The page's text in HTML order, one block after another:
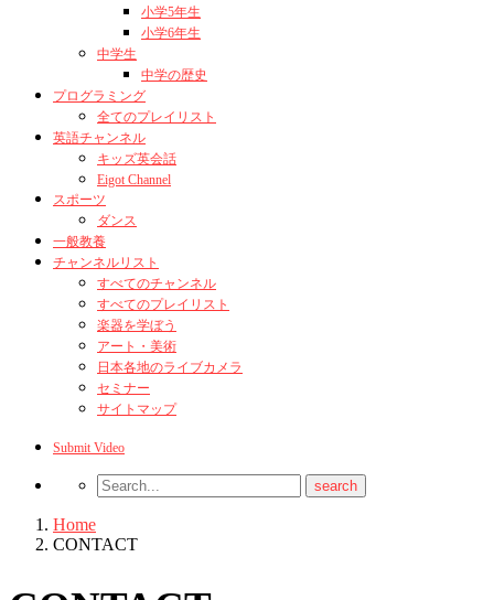
小学5年生
小学6年生
中学生
中学の歴史
プログラミング
全てのプレイリスト
英語チャンネル
キッズ英会話
Eigot Channel
スポーツ
ダンス
一般教養
チャンネルリスト
すべてのチャンネル
すべてのプレイリスト
楽器を学ぼう
アート・美術
日本各地のライブカメラ
セミナー
サイトマップ
Submit Video
Home
CONTACT